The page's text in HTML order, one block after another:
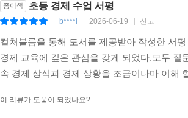
종이책 초등 경제 수업 서평
b****l 2026-06-19 신고
컬처블룸을 통해 도서를 제공받아 작성한 서
경제 교육에 깊은 관심을 갖게 되었다.모두
속 경제 상식과 경제 상황을 조금이나마 이해
이 리뷰가 도움이 되었나요?